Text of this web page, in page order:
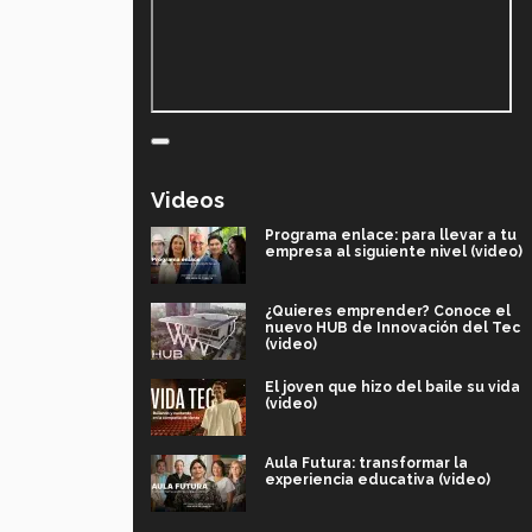
Videos
Programa enlace: para llevar a tu
empresa al siguiente nivel (video)
¿Quieres emprender? Conoce el
nuevo HUB de Innovación del Tec
(video)
El joven que hizo del baile su vida
(video)
Aula Futura: transformar la
experiencia educativa (video)